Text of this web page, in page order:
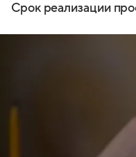
Срок реализации